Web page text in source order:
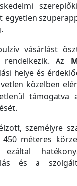
egyetlen
vásárlást
rendelkezik. Az
helye és
közelben
támogatva
személyre
méteres
ezáltal
és a